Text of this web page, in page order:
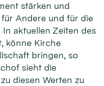
stärken und
Andere und für die
aktuellen Zeiten des
könne Kirche
bringen, so
sieht die
diesen Werten zu